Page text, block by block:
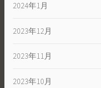
2024年1月
2023年12月
2023年11月
2023年10月